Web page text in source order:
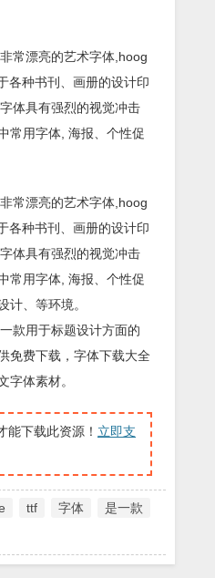
常漂亮的艺术字体,hoog
各种书刊、画册的设计印
体具有强烈的视觉冲击
常用字体, 海报、个性促
常漂亮的艺术字体,hoog
各种书刊、画册的设计印
体具有强烈的视觉冲击
常用字体, 海报、个性促
计、等环境。
款用于标题设计方面的
免费下载，字体下载大全
字体素材。
能下载此资源！ 立即支
ttf 字体 是一款